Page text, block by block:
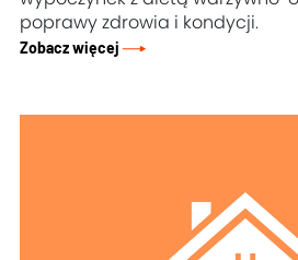
poprawy zdrowia i kondycji.
Zobacz więcej